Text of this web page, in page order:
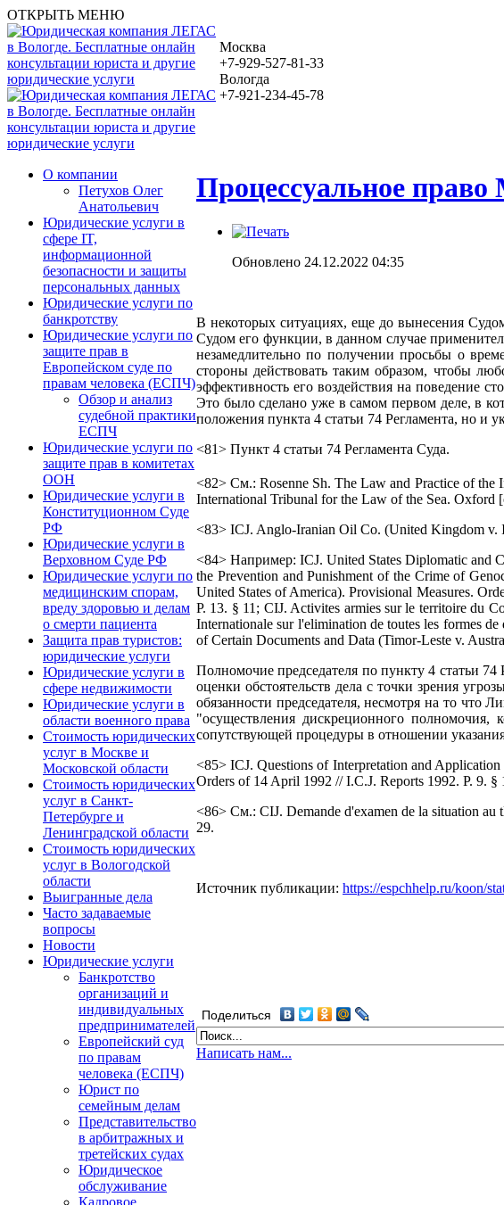
ОТКРЫТЬ МЕНЮ
Москва
+7-929-527-81-33
Вологда
+7-921-234-45-78
О компании
Петухов Олег
Анатольевич
Юридические услуги в
сфере IT,
информационной
безопасности и защиты
персональных данных
Юридические услуги по
банкротству
Юридические услуги по
защите прав в
Европейском суде по
правам человека (ЕСПЧ)
Обзор и анализ
судебной практики
ЕСПЧ
Юридические услуги по
защите прав в комитетах
ООН
Юридические услуги в
Конституционном Суде
РФ
Юридические услуги в
Верховном Суде РФ
Юридические услуги по
медицинским спорам,
вреду здоровью и делам
о смерти пациента
Защита прав туристов:
юридические услуги
Юридические услуги в
сфере недвижимости
Юридические услуги в
области военного права
Стоимость юридических
услуг в Москве и
Московской области
Стоимость юридических
услуг в Санкт-
Петербурге и
Ленинградской области
Стоимость юридических
услуг в Вологодской
области
Выигранные дела
Часто задаваемые
вопросы
Новости
Юридические услуги
Банкротство
организаций и
индивидуальных
предпринимателей
Европейский суд
по правам
человека (ЕСПЧ)
Юрист по
семейным делам
Представительство
в арбитражных и
третейских судах
Юридическое
обслуживание
Кадровое
Процессуальное
Обновлено 24.12.2022 04:35
В некоторых ситуациях, еще до вынесения
Судом его функции, в данном случае
незамедлительно по получении просьбы о
стороны действовать таким образом, чтобы
эффективность его воздействия на поведение
Это было сделано уже в самом первом деле, в
положения пункта 4 статьи 74 Регламента, но и
<81> Пункт 4 статьи 74 Регламента Суда.
<82> См.: Rosenne Sh. The Law and Practice of the
International Tribunal for the Law of the Sea. Oxford
<83> ICJ. Anglo-Iranian Oil Co. (United Kingdom v.
<84> Например: ICJ. United States Diplomatic and
the Prevention and Punishment of the Crime of
United States of America). Provisional Measures.
P. 13. § 11; CIJ. Activites armies sur le territoire du
Internationale sur l'elimination de toutes les formes
of Certain Documents and Data (Timor-Leste v.
Полномочие председателя по пункту 4 статьи
оценки обстоятельств дела с точки зрения
обязанности председателя, несмотря на то что
"осуществления дискреционного полномочия,
сопутствующей процедуры в отношении
<85> ICJ. Questions of Interpretation and
Orders of 14 April 1992 // I.C.J. Reports 1992. P. 9. §
<86> См.: CIJ. Demande d'examen de la situation au
29.
Источник публикации: https://espchhelp.ru/koon/
Поделиться
Написать нам...